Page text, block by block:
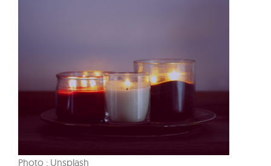
Photo : Unsplash